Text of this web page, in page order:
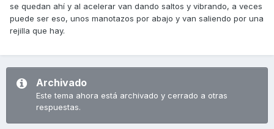
se quedan ahí y al acelerar van dando saltos y vibrando, a veces
puede ser eso, unos manotazos por abajo y van saliendo por una
rejilla que hay.
Archivado
Este tema ahora está archivado y cerrado a otras
respuestas.